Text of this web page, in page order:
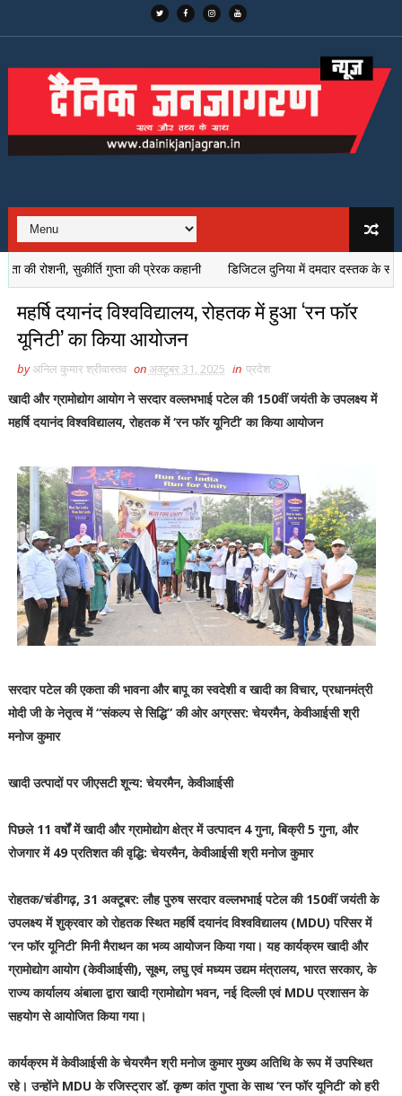
सुकीर्ति गुप्ता की प्रेरक कहानी डिजिटल दुनिया में दमदार दस्तक के साथ 'बेस्ट
महर्षि दयानंद विश्वविद्यालय, रोहतक में हुआ ‘रन फॉर
यूनिटी’ का किया आयोजन
byअनिल कुमार श्रीवास्तव onअक्टूबर 31, 2025 in प्रदेश
खादी और ग्रामोद्योग आयोग ने सरदार वल्लभभाई पटेल की 150वीं जयंती के उपलक्ष्य में
महर्षि दयानंद विश्वविद्यालय, रोहतक में ‘रन फॉर यूनिटी’ का किया आयोजन
सरदार पटेल की एकता की भावना और बापू का स्वदेशी व खादी का विचार, प्रधानमंत्री
मोदी जी के नेतृत्व में “संकल्प से सिद्धि” की ओर अग्रसर: चेयरमैन, केवीआईसी श्री
मनोज कुमार
खादी उत्पादों पर जीएसटी शून्य: चेयरमैन, केवीआईसी
पिछले 11 वर्षों में खादी और ग्रामोद्योग क्षेत्र में उत्पादन 4 गुना, बिक्री 5 गुना, और
रोजगार में 49 प्रतिशत की वृद्धि: चेयरमैन, केवीआईसी श्री मनोज कुमार
रोहतक/चंडीगढ़, 31 अक्टूबर: लौह पुरुष सरदार वल्लभभाई पटेल की 150वीं जयंती के
उपलक्ष्य में शुक्रवार को रोहतक स्थित महर्षि दयानंद विश्वविद्यालय (MDU) परिसर में
‘रन फॉर यूनिटी’ मिनी मैराथन का भव्य आयोजन किया गया। यह कार्यक्रम खादी और
ग्रामोद्योग आयोग (केवीआईसी), सूक्ष्म, लघु एवं मध्यम उद्यम मंत्रालय, भारत सरकार, के
राज्य कार्यालय अंबाला द्वारा खादी ग्रामोद्योग भवन, नई दिल्ली एवं MDU प्रशासन के
सहयोग से आयोजित किया गया।
कार्यक्रम में केवीआईसी के चेयरमैन श्री मनोज कुमार मुख्य अतिथि के रूप में उपस्थित
रहे। उन्होंने MDU के रजिस्ट्रार डॉ. कृष्ण कांत गुप्ता के साथ ‘रन फॉर यूनिटी’ को हरी